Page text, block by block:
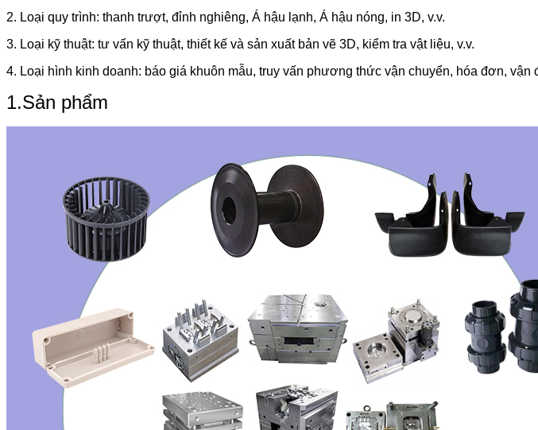
2. Loại quy trình: thanh trượt, đỉnh nghiêng, Á hậu lạnh, Á hậu nóng, in 3D, v.v.
3. Loại kỹ thuật: tư vấn kỹ thuật, thiết kế và sản xuất bản vẽ 3D, kiểm tra vật liệu, v.v.
4. Loại hình kinh doanh: báo giá khuôn mẫu, truy vấn phương thức vận chuyển, hóa đơn, vận
1.Sản phẩm